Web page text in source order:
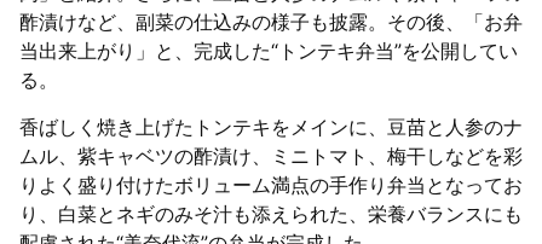
酢漬けなど、副菜の仕込みの様子も披露。その後、「お弁
当出来上がり」と、完成した“トンテキ弁当”を公開してい
る。
香ばしく焼き上げたトンテキをメインに、豆苗と人参のナ
ムル、紫キャベツの酢漬け、ミニトマト、梅干しなどを彩
りよく盛り付けたボリューム満点の手作り弁当となってお
り、白菜とネギのみそ汁も添えられた、栄養バランスにも